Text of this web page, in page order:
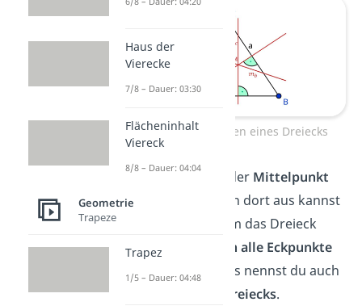
Mittelsenkrechten eines Dreiecks
Der Punkt M ist der Mittelpunkt
des Dreiecks
. Von dort aus kannst
um das Dreieck
ziehen, der
durch alle Eckpunkte
geht. Diesen Kreis nennst du auch
Umkreis eines Dreiecks.
Haus der
Vierecke
7/8 – Dauer: 03:30
Flächeninhalt
Viereck
8/8 – Dauer: 04:04
Geometrie
Trapeze
Trapez
1/5 – Dauer: 04:48